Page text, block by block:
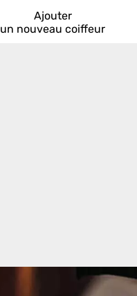
Ajouter
un nouveau coiffeur